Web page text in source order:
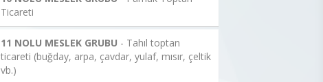
Ticareti
11 NOLU MESLEK GRUBU - Tahıl toptan
ticareti (buğday, arpa, çavdar, yulaf, mısır, çeltik
vb.)